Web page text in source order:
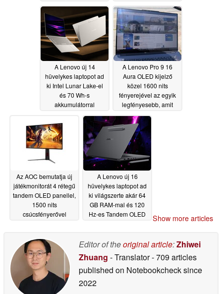
05/08/2026
A Lenovo új 14
hüvelykes laptopot ad
ki Intel Lunar Lake-el
és 70 Wh-s
akkumulátorral
05/07/2026
A Lenovo Pro 9 16
Aura OLED kijelző
közel 1600 nits
fényerejével az egyik
legfényesebb, amit
05/06/2026
Az AOC bemutatja új
játékmonitorát 4 rétegű
tandem OLED panellel,
1500 nits
csúcsfényerővel
A Lenovo új 16
hüvelykes laptopot ad
ki világszerte akár 64
GB RAM-mal és 120
Hz-es Tandem OLED
Show more articles
Editor of theoriginal article:Zhiwei
Zhuang - Translator- 709 articles
published on Notebookchecksince
2022